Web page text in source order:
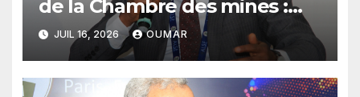
de la Chambre des mines :
« la Guinée est aujourd’hui la
meilleure des destinations »
JUIL 16, 2026 OUMAR